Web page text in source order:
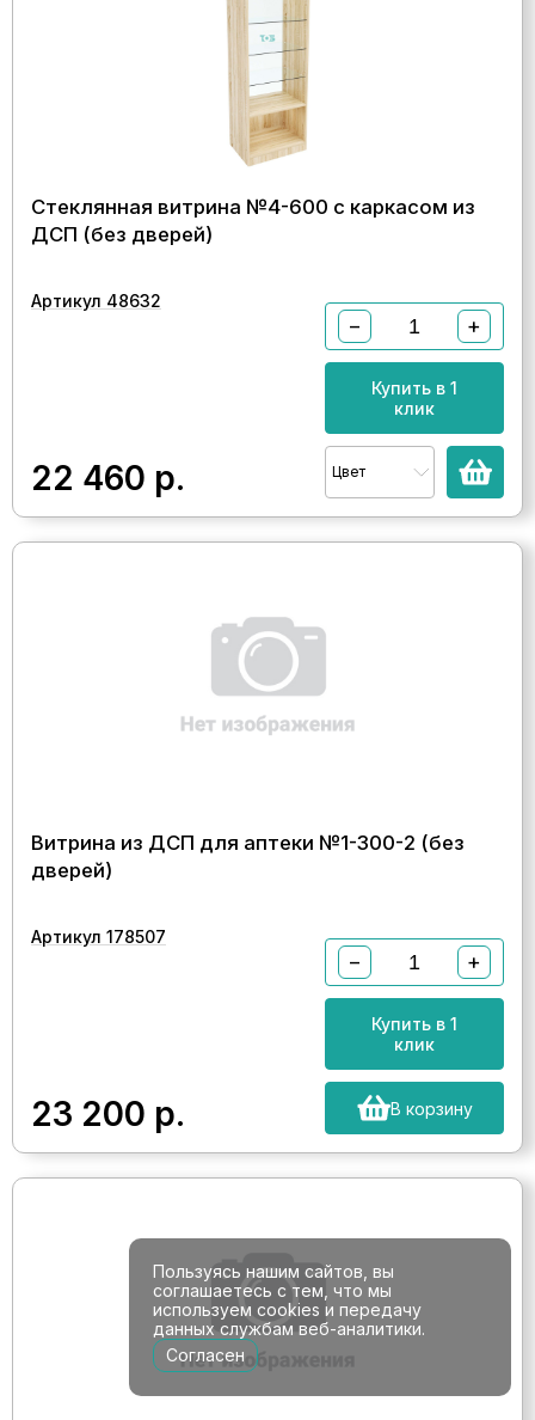
Стеклянная витрина №4-600 с каркасом из
ДСП (без дверей)
Артикул 48632
22 460 р.
− +
Купить в 1
клик
Цвет
Витрина из ДСП для аптеки №1-300-2 (без
дверей)
Артикул 178507
23 200 р.
− +
Купить в 1
клик
В корзину
Пользуясь нашим сайтов, вы
соглашаетесь с тем, что мы
используем cookies и передачу
данных службам веб-аналитики.
Согласен